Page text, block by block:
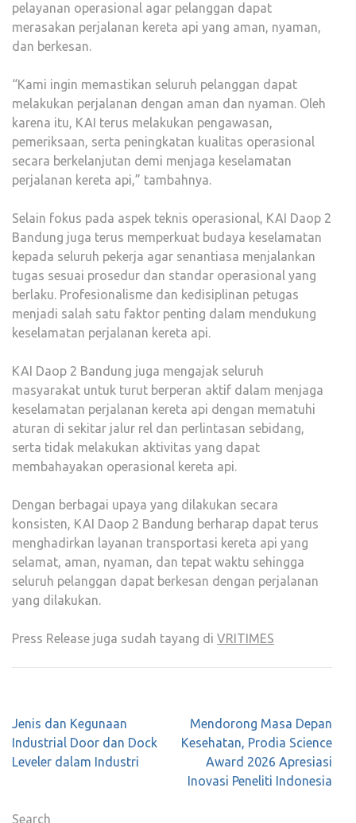
pelayanan operasional agar pelanggan dapat
merasakan perjalanan kereta api yang aman, nyaman,
dan berkesan.
“Kami ingin memastikan seluruh pelanggan dapat
melakukan perjalanan dengan aman dan nyaman. Oleh
karena itu, KAI terus melakukan pengawasan,
pemeriksaan, serta peningkatan kualitas operasional
secara berkelanjutan demi menjaga keselamatan
perjalanan kereta api,” tambahnya.
Selain fokus pada aspek teknis operasional, KAI Daop 2
Bandung juga terus memperkuat budaya keselamatan
kepada seluruh pekerja agar senantiasa menjalankan
tugas sesuai prosedur dan standar operasional yang
berlaku. Profesionalisme dan kedisiplinan petugas
menjadi salah satu faktor penting dalam mendukung
keselamatan perjalanan kereta api.
KAI Daop 2 Bandung juga mengajak seluruh
masyarakat untuk turut berperan aktif dalam menjaga
keselamatan perjalanan kereta api dengan mematuhi
aturan di sekitar jalur rel dan perlintasan sebidang,
serta tidak melakukan aktivitas yang dapat
membahayakan operasional kereta api.
Dengan berbagai upaya yang dilakukan secara
konsisten, KAI Daop 2 Bandung berharap dapat terus
menghadirkan layanan transportasi kereta api yang
selamat, aman, nyaman, dan tepat waktu sehingga
seluruh pelanggan dapat berkesan dengan perjalanan
yang dilakukan.
Press Release juga sudah tayang di VRITIMES
Post
navigation
Jenis dan Kegunaan
Industrial Door dan Dock
Leveler dalam Industri
Mendorong Masa Depan
Kesehatan, Prodia Science
Award 2026 Apresiasi
Inovasi Peneliti Indonesia
Search